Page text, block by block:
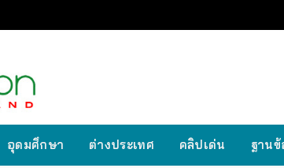
อุดมศึกษา ต่างประเทศ คลิปเด่น ฐาน